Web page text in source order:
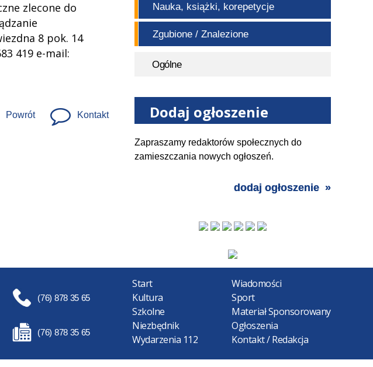
zlecone do
8 pok. 14
419 e-mail:
Powrót Kontakt
Nauka, książki, korepetycje
Zgubione / Znalezione
Ogólne
Dodaj ogłoszenie
Zapraszamy redaktorów społecznych do
zamieszczania nowych ogłoszeń.
dodaj ogłoszenie
(76) 878 35 65
(76) 878 35 65
Start
Wiadomości
Kultura
Sport
Szkolne
Materiał Sponsorowany
Niezbędnik
Ogłoszenia
Wydarzenia 112
Kontakt / Redakcja